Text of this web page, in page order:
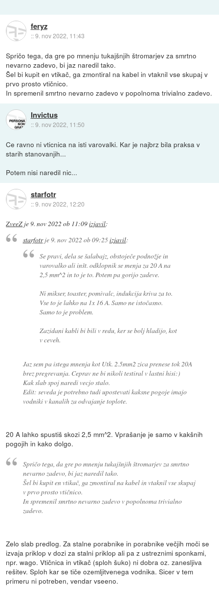
feryz
::9. nov 2022, 11:43
Spričo tega, da gre po mnenju tukajšnjih štromarjev za smrtno
nevarno zadevo, bi jaz naredil tako.
Šel bi kupit en vtikač, ga zmontiral na kabel in vtaknil vse skupaj v
prvo prosto vtičnico.
In spremenil smrtno nevarno zadevo v popolnoma trivialno zadevo.
Invictus
::9. nov 2022, 11:50
Ce ravno ni vticnica na isti varovalki. Kar je najbrz bila praksa v
starih stanovanjih...
Potem nisi naredil nic...
starfotr
::9. nov 2022, 12:20
ZveeZ je9. nov 2022 ob 11:09izjavil:
starfotrje9. nov 2022 ob 09:25izjavil:
Se pravi, dela se šalabajz, obstoječe podnožje in
varovalko ali inšt. odklopnik se menja za 20 A na
2,5 mm^2 in to je to. Potem pa gorijo zadeve.
Ni mikser, toaster, pomivalc, indukcija kriva za to.
Vse to je lahko na 1x 16 A. Samo ne istočasno.
Samo to je problem.
Zazidani kabli bi bili v redu, ker se bolj hladijo, kot
v ceveh.
Jaz sem pa istega mnenja kot Utk. 2.5mm2 zica prenese tok 20A
brez pregrevanja. Ceprav ne bi nikoli testiral v lastni hisi:)
Kak slab spoj naredi vecjo stalo.
Edit: seveda je potrebno tudi upostevati kaksne pogoje imajo
vodniki v kanalih za odvajanje toplote.
20 A lahko spustiš skozi 2,5 mm^2. Vprašanje je samo v kakšnih
pogojih in kako dolgo.
Spričo tega, da gre po mnenju tukajšnjih štromarjev za smrtno
nevarno zadevo, bi jaz naredil tako.
Šel bi kupit en vtikač, ga zmontiral na kabel in vtaknil vse skupaj
v prvo prosto vtičnico.
In spremenil smrtno nevarno zadevo v popolnoma trivialno
zadevo.
Zelo slab predlog. Za stalne porabnike in porabnike večjih moči se
izvaja priklop v dozi za stalni priklop ali pa z ustreznimi sponkami,
npr. wago. Vtičnica in vtikač (sploh šuko) ni dobra oz. zanesljiva
rešitev. Sploh kar se tiče ozemljitvenega vodnika. Sicer v tem
primeru ni potreben, vendar vseeno.